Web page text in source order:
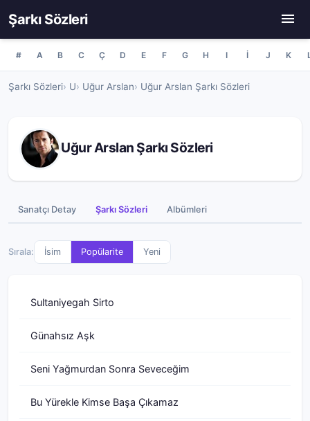
Şarkı Sözleri
# A B C Ç D E F G H I İ J K
Şarkı Sözleri U Uğur Arslan Uğur Arslan Şarkı Sözleri
Uğur Arslan Şarkı Sözleri
Sanatçı Detay Şarkı Sözleri Albümleri
Sırala: İsim Popülarite Yeni
Sultaniyegah Sirto
Günahsız Aşk
Seni Yağmurdan Sonra Seveceğim
Bu Yürekle Kimse Başa Çıkamaz